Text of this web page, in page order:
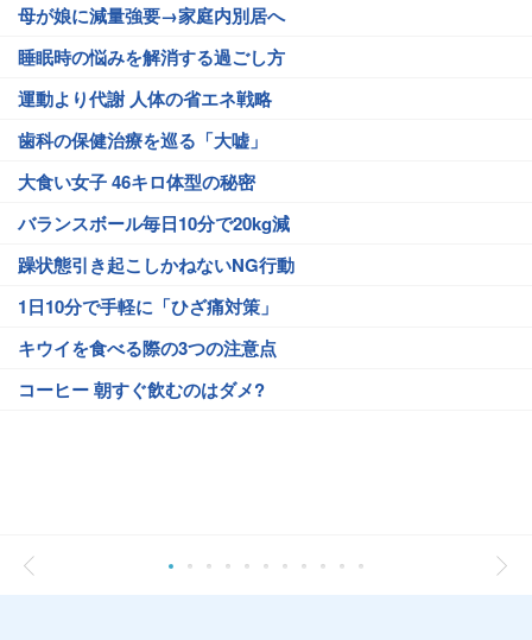
母が娘に減量強要→家庭内別居へ
睡眠時の悩みを解消する過ごし方
運動より代謝 人体の省エネ戦略
歯科の保健治療を巡る「大嘘」
大食い女子 46キロ体型の秘密
バランスボール毎日10分で20kg減
躁状態引き起こしかねないNG行動
1日10分で手軽に「ひざ痛対策」
キウイを食べる際の3つの注意点
コーヒー 朝すぐ飲むのはダメ?